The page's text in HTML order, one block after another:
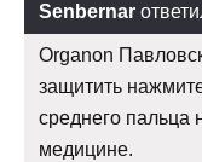
Senbernar
Organon
защитить
среднего пальца
медицине.